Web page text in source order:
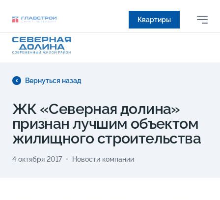
Квартиры
Вернуться назад
ЖК «Северная долина»
признан лучшим объектом
жилищного строительства
4 октября 2017 Новости компании